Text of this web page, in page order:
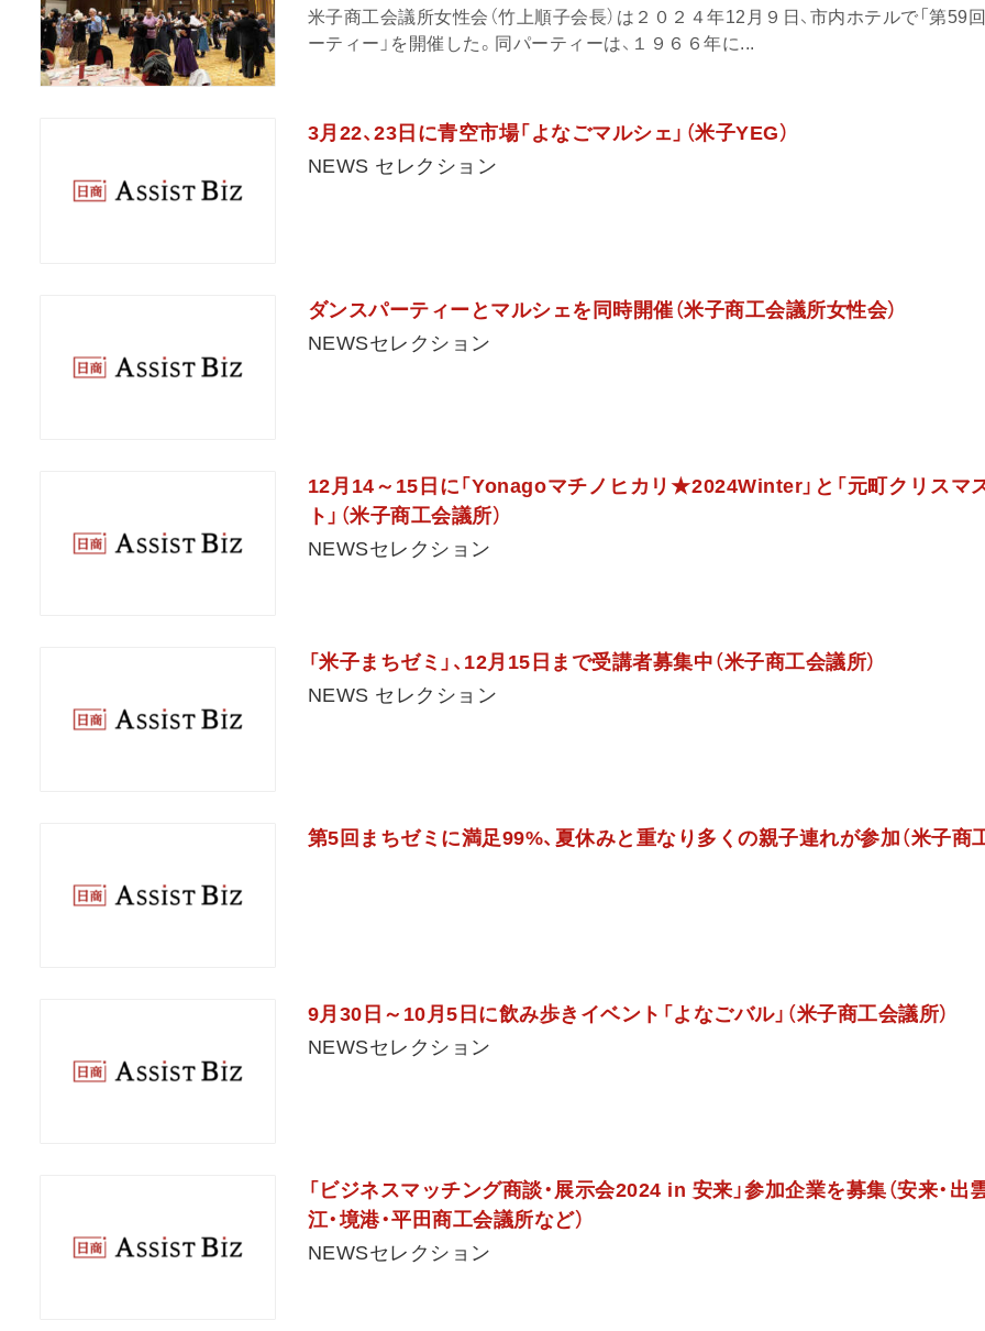
米子商工会議所女性会（竹上順子会長）は２０２４年12月９日、市内ホテルで「第59
ーティー」を開催した。同パーティーは、１９６６年に...
3月22、23日に青空市場「よなごマルシェ」（米子YEG）
NEWS セレクション
ダンスパーティーとマルシェを同時開催（米子商工会議所女性会）
NEWSセレクション
12月14～15日に「Yonagoマチノヒカリ★2024Winter」と「元町クリスマ
ト」（米子商工会議所）
NEWSセレクション
「米子まちゼミ」、12月15日まで受講者募集中（米子商工会議所）
NEWS セレクション
第5回まちゼミに満足99%、夏休みと重なり多くの親子連れが参加（米子商
9月30日～10月5日に飲み歩きイベント「よなごバル」（米子商工会議所）
NEWSセレクション
「ビジネスマッチング商談・展示会2024 in 安来」参加企業を募集（安来・出
江・境港・平田商工会議所など）
NEWSセレクション